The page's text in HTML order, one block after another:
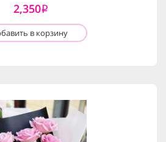
2,350i
в корзину